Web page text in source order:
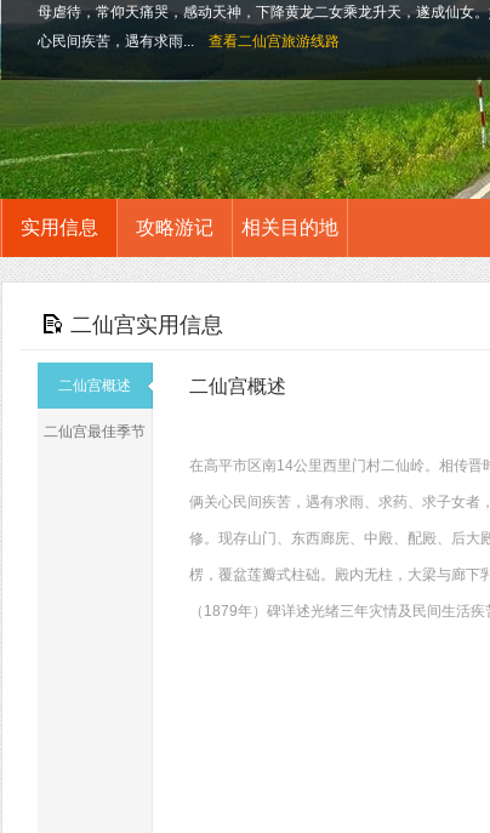
母虐待，常仰天痛哭，感动天神，下降黄龙二女乘龙升天，遂成仙女
心民间疾苦，遇有求雨...
查看二仙宫旅游线路
实用信息 攻略游记 相关目的地
二仙宫实用信息
二仙宫概述
二仙宫最佳季节
二仙宫概述
在高平市区南14公里西里门村二仙岭。相传
俩关心民间疾苦，遇有求雨、求药、求子女者
修。现存山门、东西廊庑、中殿、配殿、后大
楞，覆盆莲瓣式柱础。殿内无柱，大梁与廊下
（1879年）碑详述光绪三年灾情及民间生活